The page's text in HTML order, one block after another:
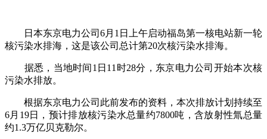
日本东京电力公司6月1日上午启动福岛第一核电站新一轮
核污染水排海，这是该公司总计第20次核污染水排海。
据悉，当地时间1日11时28分，东京电力公司开始本次核
污染水排放。
根据东京电力公司此前发布的资料，本次排放计划持续至
6月19日，预计排放核污染水总量约7800吨，含放射性氚总量
约1.3万亿贝克勒尔。